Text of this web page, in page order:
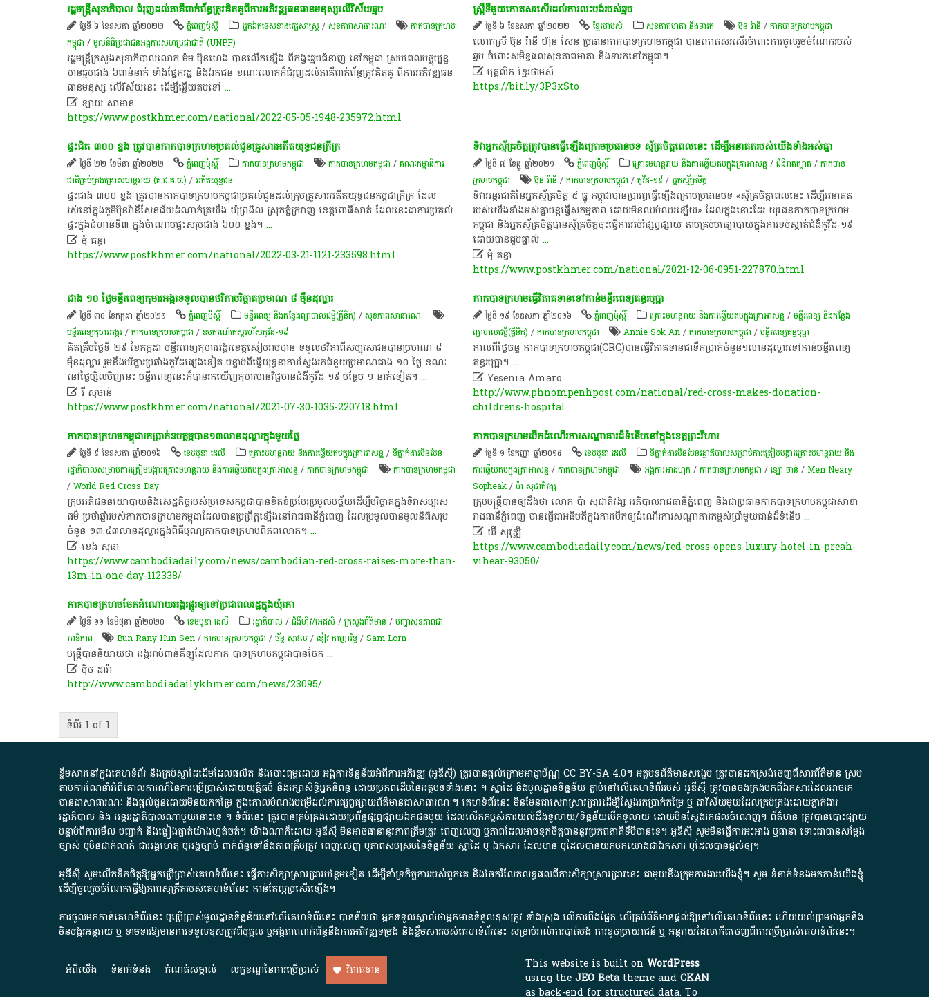
រដ្ឋមន្ត្រីសុខាភិបាល ជំរុញ​ដល់​ភាគី​ពាក់​ព័ន្ធ​​ត្រូវ​គិត​គូ​ពីការ​អភិវឌ្ឍ​ធន​ធាន​មនុស្ស​លើវិស័យ​ឆ្មប​
ថ្ងៃទី ៦ ខែឧសភា ឆ្នាំ២០២២ ភ្នំពេញប៉ុស្តិ៍ អ្នកឯកទេសខាងវេជ្ជសាស្ត្រ/សុខ​ភាព​សា​ធា​រណៈ
កាកបាទក្រហម
កម្ពុជា /មូលនិធិប្រជាជនអង្គការសហប្រជាជាតិ (UNPF)
រដ្ឋ​មន្រ្តី​ក្រសួង​សុខា​ភិបាល​លោក ម៉ម ប៊ុ​នហេង បាន​លើក​ឡើង ពី​កង្វះ​ឆ្មប​ជំនាញ​ នៅ​កម្ពុជា ស្រប​ពេល​បច្ចុប្បន្ន​
មាន​ឆ្មប​ជាង ៦ពាន់​នាក់ ទាំង​ផ្នែក​រដ្ឋ និង​ឯក​ជន ខណៈ​លោក​ក៏ជំរុញ​ដល់​ភាគី​ពាក់​ព័ន្ធ​​ត្រូវ​គិត​គូ​ ពីការ​អភិវឌ្ឍ​ធន​
ធាន​មនុស្ស​ លើវិស័យ​នេះ​ ដើម្បី​ឆ្លើយ​តប​ទៅ ...
ឡាយ សាមាន
https://www.postkhmer.com/national/2022-05-05-1948-235972.html
ស្រ្តីទីមួយកោតសរសើរដល់ការលះបង់របស់ឆ្មប
ថ្ងៃទី ៦ ខែឧសភា ឆ្នាំ២០២២ ខ្មែរថាមស៍ សុខភាពមាតា និងទារក ប៊ុន រ៉ានី/កាកបាទក្រហមកម្ពុជា
លោកស្រី ប៊ុន រ៉ានី ហ៊ុន សែន ប្រធានកាកបាទក្រហមកម្ពុជា បានកោតសរសើរចំពោះការចូលរួមចំណែករបស់
ឆ្មប ចំពោះសមិទ្ធផលសុខភាពមាតា និងទារកនៅកម្ពុជា។...
 បុគ្គលិក​ ខ្មែរ​ថា​ម​ស៍​
https://bit.ly/3P3xSto
ផ្ទះ​ជិត​ ៣០០ ​ខ្នង​ ត្រូវបាន​កាកបាទក្រហម​ប្រគល់ជូន​គ្រួសារ​អតីតយុទ្ធជន​ក្រីក្រ
ថ្ងៃទី ២២ ខែមីនា ឆ្នាំ២០២២ ភ្នំពេញប៉ុស្តិ៍ កាកបាទក្រហមកម្ពុជា កាកបាទក្រហមកម្ពុជា /​គណៈកម្មាធិការ​
ជាតិ​គ្រប់គ្រង​គ្រោះ​មហន្តរាយ (គ.ជ.គ.ម.) /អតីត​យុទ្ធជន
ផ្ទះ​ជាង ​៣០០ ​ខ្នង ​ត្រូវបាន​កាកបាទក្រហម​​កម្ពុជា​ប្រគល់ជូន​ដល់​ក្រុម​គ្រួ​​សារ​អតីតយុទ្ធជន​កម្ពុជា​ក្រីក្រ ដែល​
រស់នៅ​ក្នុងភូមិ​ប៊ុនរ៉ានី​សែន​​ជ័យ​ដំណាក់​ត្រ​យឹ​ង ឃុំ​ព្រ​ងិ​ល ស្រុក​ភ្នំក្រវាញ ខេត្តពោធិ៍សាត់ ដែល​នេះ​ជាការ​ប្រគល់​
ផ្ទះ​ក្នុង​ជំហាន​ទី​៣ ក្នុងចំណោម​ផ្ទះ​សរុប​ជាង​ ៦០០ ​ខ្នង​។ ...
មុំ គន្ធា
https://www.postkhmer.com/national/2022-03-21-1121-233598.html
ទិវា​អ្នកស្ម័គ្រចិត្ត​ត្រូវបាន​ធ្វើឡើង​ក្រោម​ប្រធានបទ ស្ម័គ្រចិត្ត​ពេលនេះ​ ដើម្បី​អនាគត​របស់​យើង​ទាំងអស់​គ្នា
ថ្ងៃទី ៧ ខែធ្នូ ឆ្នាំ២០២១ ភ្នំពេញប៉ុស្តិ៍ គ្រោះមហន្តរាយ និងការឆ្លើយតបក្នុងគ្រាអាសន្ន/ជំងឺរាតត្បាត/កាកបាទ
ក្រហមកម្ពុជា
ប៊ុន រ៉ានី/កាកបាទក្រហមកម្ពុជា /កូ​វី​ដ​-១៩/​អ្នកស្ម័គ្រចិត្ត
ទិវា​អន្តរជាតិ​នៃ​អ្នកស្ម័គ្រចិត្ត ៥ ធ្នូ កម្ពុជា​បាន​ប្រារព្ធ​ធ្វើឡើង​ក្រោម​ប្រធានបទ​ «​ស្ម័គ្រចិត្ត​ពេលនេះ​ ដើម្បី​អនាគត​
របស់​យើង​ទាំងអស់​គ្នា​បន្តធ្វើ​សកម្មភាព ដោយ​មិន​ឈប់ឈរ​ឡើយ​» ដែល​ក្នុងនោះដែរ យុវជន​កាកបាទ​ក្រហម​
កម្ពុជា និង​អ្នក​ស្ម័គ្រចិត្ត​បាន​ស្ម័គ្រចិត្ត​ចុះ​ធ្វើការ​អប់រំ​ផ្សព្វផ្សាយ តាម​គ្រប់​មធ្យោបាយ​ក្នុង​ការទប់ស្កាត់​ជំងឺ​កូវីដ-១៩
ដោយ​បាន​ជួប​ផ្ទាល់...
 មុំ គន្ធា
https://www.postkhmer.com/national/2021-12-06-0951-227870.html
ជាង ១០ ថ្ងៃ​មន្ទីរពេទ្យ​កុមារ​អង្គរ​ទទួលបាន​ថវិកា​បរិច្ចាគ​ប្រមាណ ៨ ម៉ឺន​ដុល្លារ
ថ្ងៃទី ៣០ ខែកក្កដា ឆ្នាំ២០២១ ភ្នំពេញប៉ុស្តិ៍ មន្ទីរពេទ្យ និងកន្លែងព្យាបាលជម្ងឺ(គ្លីនិក) /សុខ​ភាព​សា​ធា​រណៈ
មន្ទីរ​ពេទ្យ​កុមារ​អង្គរ​/កាកបាទក្រហមកម្ពុជា /ឧបករណ៍​តេស្ដ​រហ័សកូវីដ-១៩
គិត​ត្រឹម​ថ្ងៃទី ២៩ ខែកក្កដា មន្ទីរពេទ្យ​កុមារ​អង្គរ​ខេត្តសៀមរាប​បាន ទទួល​ថវិកា​ពី​សប្បុរសជន​បាន​ប្រមាណ ៨
ម៉ឺន​ដុល្លារ រួម​នឹង​បរិក្ខារ​ប្រឆាំង​កូវីដ​ផ្សេងទៀត បន្ទាប់ពី​ធ្វើ​យុទ្ធនាការ​ស្វែងរក​ជំនួយ​ប្រមាណ​ជាង ១០ ថ្ងៃ ខណៈ​
នៅ​ថ្ងៃ​ម្សិលមិញ​នេះ មន្ទីរពេទ្យ​នេះ​ក៏បាន​រកឃើញ​កុមារ​មាន​វិជ្ជមាន​ជំងឺ​កូវីដ ១៩ បន្ថែម ១ នាក់​ទៀត។ ...
រី សុចាន់
https://www.postkhmer.com/national/2021-07-30-1035-220718.html
កាកបាទក្រហមធ្វើវិភាគទានទៅកាន់មន្ទីរពេទ្យគន្ធរបុប្ផា
ថ្ងៃទី ១៩ ខែឧសភា ឆ្នាំ២០១៦ ភ្នំពេញប៉ុស្តិ៍ គ្រោះមហន្តរាយ និងការឆ្លើយតបក្នុងគ្រាអាសន្ន/មន្ទីរពេទ្យ និងកន្លែង
ព្យាបាលជម្ងឺ(គ្លីនិក) /កាកបាទក្រហមកម្ពុជា Annie Sok An/កាកបាទក្រហមកម្ពុជា /មន្ទីរពេទ្យ​គន្ធបុប្ផា
កាលពីថ្ងៃចន្ទ កាកបាទក្រហមកម្ពុជា(CRC)បានធ្វើវិភាគទានជាទឹកប្រាក់ចំនួន១លានដុល្លារទៅកាន់មន្ទីរពេទ្យ
គន្ធរបុប្ផា។...
 Yesenia Amaro
http://www.phnompenhpost.com/national/red-cross-makes-donation-
childrens-hospital
កាកបាទក្រហមកម្ពុជា​រក​ប្រាក់​ឧបត្ថម្ភ​បាន​១៣​លាន​ដុល្លារ​ក្នុង​មួ​​យ​ថ្ងៃ​
ថ្ងៃទី ៩ ខែឧសភា ឆ្នាំ២០១៦ ខេមបូឌា ដេលី គ្រោះមហន្តរាយ និងការឆ្លើយតបក្នុងគ្រាអាសន្ន/ទីភ្នាក់ងារមិនមែន
រដ្ឋាភិបាលសម្រាប់ការត្រៀមបង្ការគ្រោះមហន្តរាយ និងការឆ្លើយតបក្នុងគ្រាអាសន្ន/កាកបាទក្រហមកម្ពុជា
កាកបាទក្រហមកម្ពុជា
/World Red Cross Day
ក្រុមអភិជននយោបាយនិងសេដ្ឋកិច្ចរបស់ប្រទេសកម្ពុជាបានខិតខំប្រមែរប្រមូលបច្ច័យដើម្បីបរិច្ចាគក្នុងទិវាសប្បុរស
ធម៌ ប្រចាំឆ្នាំរបស់កាកបាទក្រហមកម្ពុជាដែលបានប្រព្រឹត្តឡើងនៅរាជធានីភុំ្នពេញ ដែលប្រមូលបានមូលនិធិសរុប
ចំនួន ១៣.៤៣លានដុល្លារក្នុងពិធីបុណ្យកាកបាទក្រហមពិភពលោក។ ...
ខេង​ សុធា​
https://www.cambodiadaily.com/news/cambodian-red-cross-raises-more-than-
13m-in-one-day-112338/
កាកបាទ​ក្រហម​បើក​ដំណើរ​ការ​​សណ្ឋាគារ​ដ៏ទំនើប​​​នៅ​ក្នុង​ខេត្តព្រះវិហារ
ថ្ងៃទី ១ ខែកញ្ញា ឆ្នាំ២០១៥ ខេមបូឌា ដេលី
ទីភ្នាក់ងារមិនមែនរដ្ឋាភិបាលសម្រាប់ការត្រៀមបង្ការគ្រោះមហន្តរាយ និង
ការឆ្លើយតបក្នុងគ្រាអាសន្ន/កាកបាទក្រហមកម្ពុជា អង្គការអាដហុក/កាកបាទក្រហមកម្ពុជា /ឡោ ចាន់ /Men Neary
Sopheak/ប៉ា សុជាតិវង្ស
ក្រុម​មន្ត្រី​បាន​ឲ្យ​ដឹង​ថា លោក ប៉ា សុជាតិ​​​វង្ស ​អភិបាល​រាជធានី​ភ្នំពេញ ​និង​​ជា​ប្រធាន​​កាក​​​បាទ​ក្រហម​កម្ពុជា​សាខា​
រាជធានី​ភ្នំពេញ ​​បាន​​​​ធ្វើជា​អធិបតីក្នុង​ការ​បើក​ឲ្យ​ដំណើរ​ការ​សណ្ឋាគារ​​កម្ពស់​ប្រាំមួយជាន់​ដ៏​ទំនើប​...
 ឃី សុវុឌ្ឍី
https://www.cambodiadaily.com/news/red-cross-opens-luxury-hotel-in-preah-
vihear-93050/
កាក​​​បាទ​​​ក្រហម​​​ចែក​​​អំណោយ​​​អង្ករ​​​ផ្អួរ​​​ឲ្យ​​​ទៅ​​​​​​​​​ប្រជា​​​ពល​​​រដ្ឋ​​​ក្នុង​​​ឃុំ​​​រកា
ថ្ងៃទី ១១ ខែមិថុនា ឆ្នាំ២០២០ ខេមបូឌា ដេលី រដ្ឋាភិបាល/ជំងឺហ៊ីវ/អេដស៏/ក្រសួងព័ត៌មាន /បញ្ហាសុខភាពជា
អាទិភាព
Bun Rany Hun Sen/កាកបាទក្រហមកម្ពុជា /ច័ន្ទ សុផល/ខៀវ កាញារីទ្ធ/Sam Lorn
មន្ត្រី​​​បាន​​​និយាយ​​​ថា ​​​អង្ករ​​​​​​រាប់​​​ពាន់គីឡូ​​​ដែល​​​កាក​​​ បាទ​​​ក្រហមកម្ពុជា​​​​បាន​​​​​​ចែក​ ...
ម៉ិច ដារ៉ា
http://www.cambodiadailykhmer.com/news/23095/
ទំព័រ 1 of 1
ខ្លឹមសារ​នៅ​ក្នុង​គេហទំព័រ និង​គ្រប់​ស្នា​ដៃ​ដើម​ដែល​ផលិត​ និង​បោះពុម្ព​ដោយ​ អង្គការ​ទិន្នន័យ​អំពី​ការអភិវឌ្ឍ​​ (អូ​ឌី​ស៊ី)​ ត្រូវ​បាន​ផ្តល់​ក្រោម​អាជ្ញាប័ណ្ណ​ CC BY-SA 4.0។​ អត្ថបទ​ព័ត៌មាន​សង្ខេប​ ត្រូវ​បាន​ដកស្រង់​ចេញពី​សារព័ត៌មាន ស្រប
តាមការ​ណែនាំ​អំពី​គោលការណ៍​នៃ​ការ​ប្រើប្រាស់​ដោយ​យុត្តិធម៌​ និង​រក្សាសិទ្ធិអ្នកនិពន្ធ ដោយ​ប្រភពដើម​នៃ​​អត្ថបទទាំង​នោះ​ ។​ ស្នាដៃ​ និង​មូលដ្ឋាន​ទិន្នន័យ ​ភ្ជាប់​នៅ​លើ​គេហទំព័រ​របស់​ អូ​ឌី​ស៊ី​ ត្រូវ​បាន​ចងក្រង​មក​ពី​ឯកសារ​ដែល​អាច​រក​
បានជា​សាធារណៈ​ និង​ផ្តល់​ជូន​ដោយ​មិន​យក​កម្រៃ​ ក្នុង​គោលបំណង​បម្រើ​ដល់ការ​ផ្សព្វផ្សាយ​ព័ត៌មាន​ជា​សាធារណៈ​។​ គេហទំព័រ​នេះ​ មិនមែន​ជា​សេវា​ស្រាវជ្រាវ​ដើម្បី​ស្វែងរកប្រាក់​កម្រៃ​ ឬ​ ជា​វិស័យ​មួយ​ដែល​គ្រប់គ្រង​ដោយ​ភ្នាក់ងារ​
រដ្ឋាភិបាល​ និង ​អន្តររដ្ឋាភិបាល​ណាមួយ​នោះ​ទេ ​។​ ទំព័រ​នេះ​ ត្រូវ​បាន​គ្រប់គ្រង​ដោយ​ប្រព័ន្ធ​ផ្សព្វផ្សាយ​ឯកជន​មួយ​ ដែល​លើកកម្ពស់​ការ​យល់​ដឹង​ទូលាយ​/​ទិន្នន័យ​បើក​ទូលាយ​ ដោយ​មិនស្វែង​រក​ផល​ចំណេញ​។​ ព័ត៌មាន​ ត្រូវ​បាន​បោះផ្សាយ​
បន្ទាប់​ពី​ការ​មើល​ បញ្ជាក់​ និង​ផ្ទៀងផ្ទាត់​យ៉ាង​ហ្មត់ចត់​។​ យ៉ាងណា​ក៏​ដោយ​ អូ​ឌី​ស៊ី​ មិន​អាច​ធានា​នូវ​ភាព​ត្រឹមត្រូវ​ ពេញលេញ​ ឬ​ភាព​ដែល​អាច​ទុកចិត្ត​បាននូវ​ប្រភព​ភាគី​ទី​បី​បាន​ទេ​។​ អូ​ឌី​ស៊ី​ សូម​មិន​ធ្វើការ​អះអាង​ ឬ​ធានា​ ទោះជា​បាន​សម្តែង​
ច្បាស់​ ឬ​មិន​ជាក់លាក់​ ជា​អង្គហេតុ​ ឬ​អង្គច្បាប់​ ពាក់ព័ន្ធ​ទៅ​នឹង​ភាព​ត្រឹមត្រូវ​ ពេញលេញ​ ឬ​ភាព​សម​ស្រប​នៃ​ទិន្នន័យ​ ស្នាដៃ​ ឬ​ ឯកសារ​ ដែល​មាន​ ឬ​ដែល​បាន​យក​មក​យោង​ជា​ឯកសារ​ ឬ​ដែល​បាន​ផ្តល់​ឲ្យ​។
អូឌីស៊ី សូមលើកទឹកចិត្តឱ្យអ្នកប្រើប្រាស់គេហទំព័រនេះ ធ្វើការសិក្សាស្រាវជ្រាវបន្ថែមទៀត ដើម្បីគាំទ្រកិច្ចការ​របស់ពួកគេ និងចែករំលែកលទ្ធផលពីការសិក្សាស្រាវជ្រាវនេះ ជាមួយនឹងក្រុមការងារយើងខ្ញុំ។ សូម ទំនាក់ទំនងមកកាន់យើងខ្ញុំ
ដើម្បីចូលរួមចំណែកធ្វើឱ្យភាពសុក្រឹតរបស់គេហទំព័នេះ កាន់តែល្អប្រសើរឡើង។
ការចូលមកកាន់គេហទំព័រនេះ ឬប្រើប្រាស់មូលដ្ឋានទិន្នន័យនៅលើគេហទំព័រនេះ បានន័យថា អ្នកទទួលស្គាល់ថាអ្នកមានទំនួលខុសត្រូវ ទាំងស្រុង លើការពឹងផ្អែក លើគ្រប់ព័ត៌មានផ្តល់ឱ្យនៅលើគេហទំព័រនេះ ហើយយល់ព្រមថាអ្នកនឹង
មិនបង្ករអន្តរាយ ឬ ទាមទារ​ឱ្យមានការទទួលខុស​ត្រូវពីបុគ្គល ឬអង្គភាពពាក់ព័ន្ធនឹងការអភិវឌ្ឍទម្រង់ និងខ្លឹមសាររបស់គេហទំព័រនេះ សម្រាប់រាល់ការបាត់បង់ ការខូចប្រយោជន៍ ឬ អន្តរាយដែលកើតចេញពីការប្រើប្រាស់គេហទំព័រនេះ។
អំពី​យើង​ ទំនាក់ទំនង កំណត់សម្គាល់ លក្ខខណ្ឌនៃការប្រើប្រាស់ វិភាគទាន This website is built on WordPress
using the JEO Betatheme and CKAN
as back-end for structured data. To